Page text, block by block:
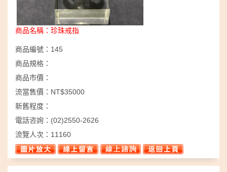
商品名稱： 珍珠戒指
商品編號： 145
商品規格：
商品市價：
流當售價： NT$35000
新舊程度：
電話咨詢： (02)2550-2626
流覽人次： 11160